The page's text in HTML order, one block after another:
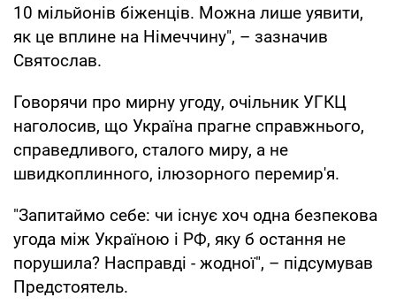
10 мільйонів біженців. Можна лише уявити,
як це вплине на Німеччину", – зазначив
Святослав.
Говорячи про мирну угоду, очільник УГКЦ
наголосив, що Україна прагне справжнього,
справедливого, сталого миру, а не
швидкоплинного, ілюзорного перемир'я.
"Запитаймо себе: чи існує хоч одна безпекова
угода між Україною і РФ, яку б остання не
порушила? Насправді - жодної", – підсумував
Предстоятель.